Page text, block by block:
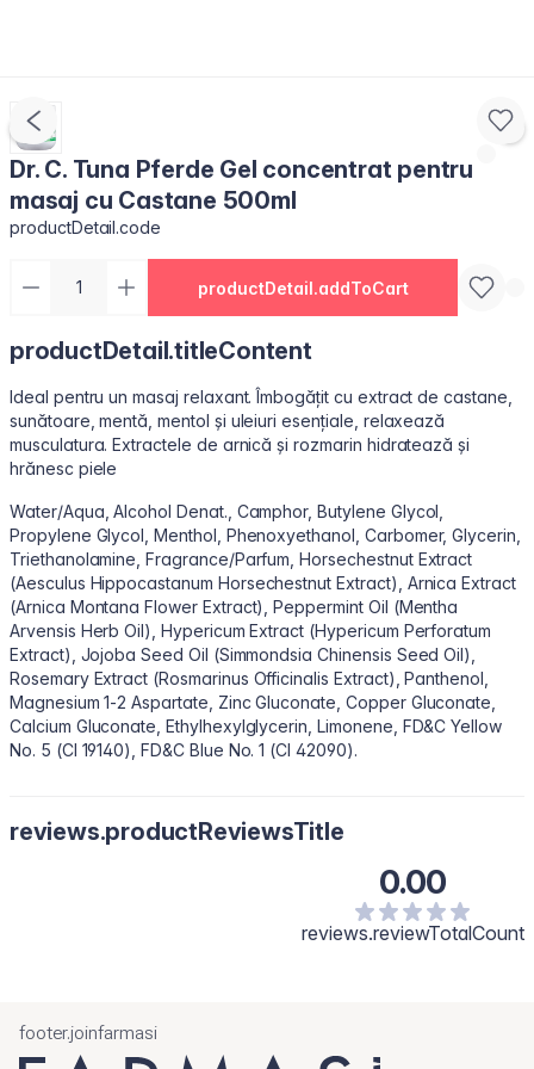
Dr. C. Tuna Pferde Gel concentrat pentru
masaj cu Castane 500ml
productDetail.code
productDetail.addToCart
productDetail.titleContent
Ideal pentru un masaj relaxant. Îmbogățit cu extract de castane,
sunătoare, mentă, mentol și uleiuri esențiale, relaxează
musculatura. Extractele de arnică și rozmarin hidratează și
hrănesc piele
Water/Aqua, Alcohol Denat., Camphor, Butylene Glycol,
Propylene Glycol, Menthol, Phenoxyethanol, Carbomer, Glycerin,
Triethanolamine, Fragrance/Parfum, Horsechestnut Extract
(Aesculus Hippocastanum Horsechestnut Extract), Arnica Extract
(Arnica Montana Flower Extract), Peppermint Oil (Mentha
Arvensis Herb Oil), Hypericum Extract (Hypericum Perforatum
Extract), Jojoba Seed Oil (Simmondsia Chinensis Seed Oil),
Rosemary Extract (Rosmarinus Officinalis Extract), Panthenol,
Magnesium 1-2 Aspartate, Zinc Gluconate, Copper Gluconate,
Calcium Gluconate, Ethylhexylglycerin, Limonene, FD&C Yellow
No. 5 (CI 19140), FD&C Blue No. 1 (CI 42090).
reviews.productReviewsTitle
0.00
reviews.reviewTotalCount
footer.joinfarmasi